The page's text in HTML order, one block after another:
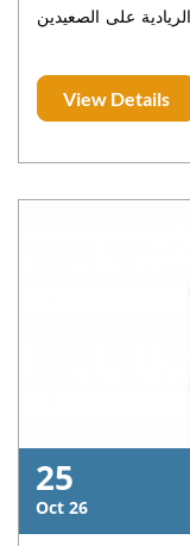
على الصعيدين
View Details
25
Oct 26